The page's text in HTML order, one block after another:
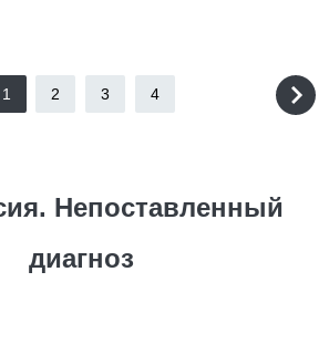
1 2 3 4
Непоставленный
диагноз